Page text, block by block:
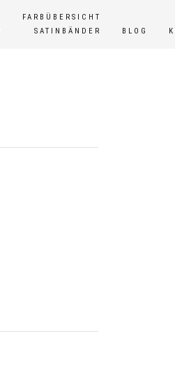
FARBÜBERSICHT
SATINBÄNDER
BLOG